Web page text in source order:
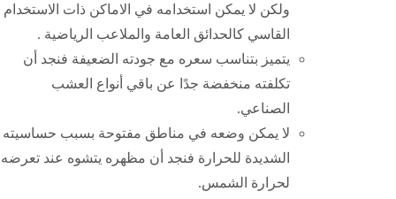
ولكن لا يمكن استخدامه في الاماكن ذات الاستخدام
القاسي كالحدائق العامة والملاعب الرياضية .
يتميز بتناسب سعره مع جودته الضعيفة فنجد أن
تكلفته منخفضة جدًا عن باقي أنواع العشب
الصناعي.
لا يمكن وضعه في مناطق مفتوحة بسبب حساسيته
الشديدة للحرارة فنجد أن مظهره يتشوه عند تعرضه
لحرارة الشمس.